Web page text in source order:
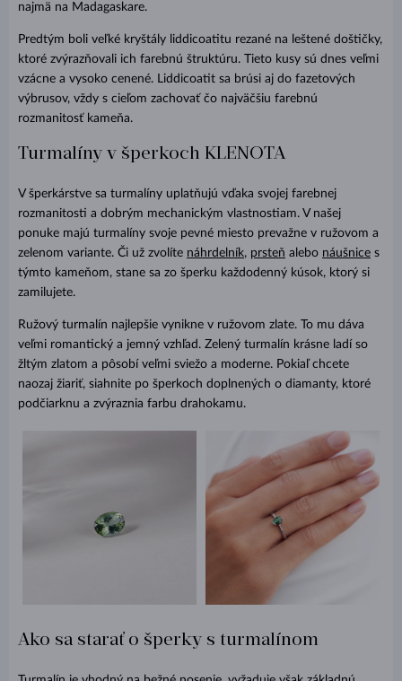
najmä na Madagaskare.
Predtým boli veľké kryštály liddicoatitu rezané na leštené doštičky,
ktoré zvýrazňovali ich farebnú štruktúru. Tieto kusy sú dnes veľmi
vzácne a vysoko cenené. Liddicoatit sa brúsi aj do fazetových
výbrusov, vždy s cieľom zachovať čo najväčšiu farebnú
rozmanitosť kameňa.
Turmalíny v šperkoch KLENOTA
V šperkárstve sa turmalíny uplatňujú vďaka svojej farebnej
rozmanitosti a dobrým mechanickým vlastnostiam. V našej
ponuke majú turmalíny svoje pevné miesto prevažne v ružovom a
zelenom variante. Či už zvolíte náhrdelník, prsteň alebo náušnice s
týmto kameňom, stane sa zo šperku každodenný kúsok, ktorý si
zamilujete.
Ružový turmalín najlepšie vynikne v ružovom zlate. To mu dáva
veľmi romantický a jemný vzhľad. Zelený turmalín krásne ladí so
žltým zlatom a pôsobí veľmi sviežo a moderne. Pokiaľ chcete
naozaj žiariť, siahnite po šperkoch doplnených o diamanty, ktoré
podčiarknu a zvýraznia farbu drahokamu.
Ako sa starať o šperky s turmalínom